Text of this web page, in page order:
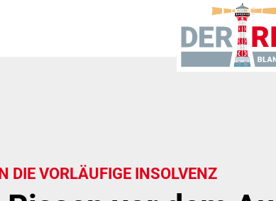
DIE VORLÄUFIGE INSOLVENZ